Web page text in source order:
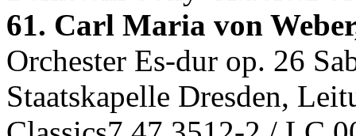
61. Carl Maria von
Orchester Es-dur op. 26
Staatskapelle Dresden,